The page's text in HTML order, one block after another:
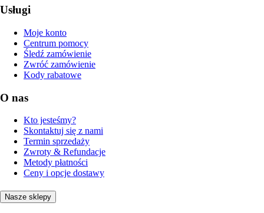
Usługi
Moje konto
Centrum pomocy
Śledź zamówienie
Zwróć zamówienie
Kody rabatowe
O nas
Kto jesteśmy?
Skontaktuj się z nami
Termin sprzedaży
Zwroty & Refundacje
Metody płatności
Ceny i opcje dostawy
Nasze sklepy